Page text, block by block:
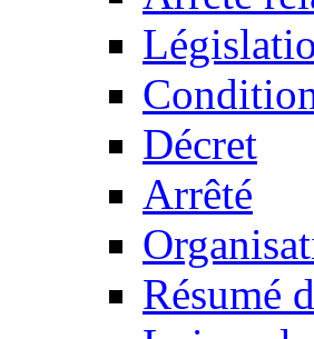
Décret
Arrêté
Résumé